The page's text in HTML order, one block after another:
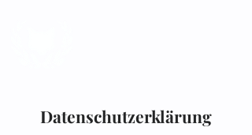
Datenschutzerklärung